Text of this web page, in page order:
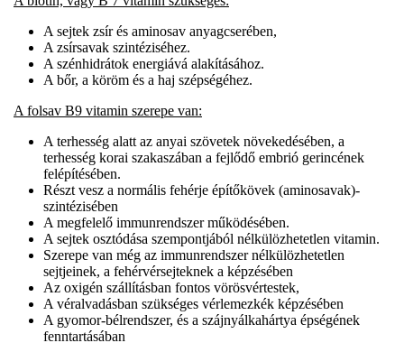
A sejtek zsír és aminosav anyagcserében,
A zsírsavak szintéziséhez.
A szénhidrátok energiává alakításához.
A bőr, a köröm és a haj szépségéhez.
A folsav B9 vitamin szerepe van:
A terhesség alatt az anyai szövetek növekedésében, a
terhesség korai szakaszában a fejlődő embrió gerincének
felépítésében.
Részt vesz a normális fehérje építőkövek (aminosavak)-
szintézisében
A megfelelő immunrendszer működésében.
A sejtek osztódása szempontjából nélkülözhetetlen vitamin.
Szerepe van még az immunrendszer nélkülözhetetlen
sejtjeinek, a fehérvérsejteknek a képzésében
Az oxigén szállításban fontos vörösvértestek,
A véralvadásban szükséges vérlemezkék képzésében
A gyomor-bélrendszer, és a szájnyálkahártya épségének
fenntartásában